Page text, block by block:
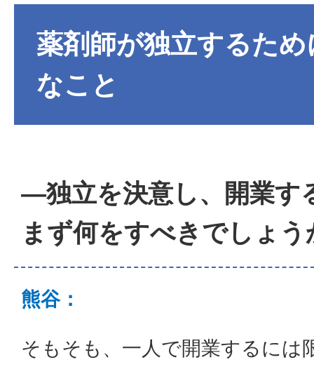
薬剤師が独立するため
なこと
―独立を決意し、開業
まず何をすべきでしょう
熊谷：
そもそも、一人で開業するには